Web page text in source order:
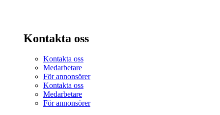
Kontakta oss
Kontakta oss
Medarbetare
För annonsörer
Kontakta oss
Medarbetare
För annonsörer